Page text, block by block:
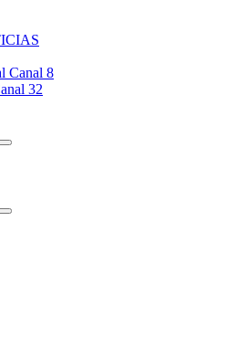
Canal 8
32